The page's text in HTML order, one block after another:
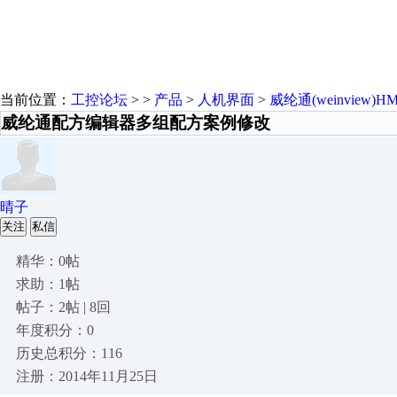
当前位置： 工控论坛 > > 产品 > 人机界面 > 威纶通
威纶通配方编辑器多组配方案例修改
晴子
关注 私信
精华：0帖
求助：1帖
帖子：2帖 | 8回
年度积分：0
历史总积分：116
注册：2014年11月25日